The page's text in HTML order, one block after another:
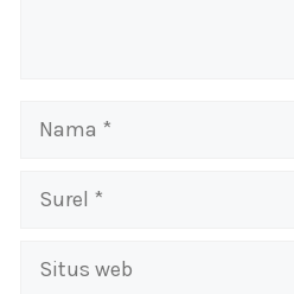
Nama
Surel
Situs